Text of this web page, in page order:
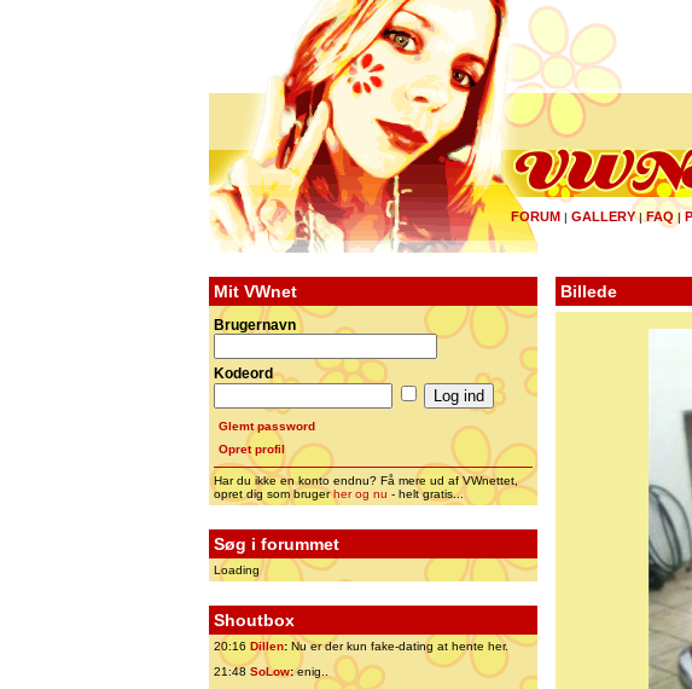
FORUM | GALLERY|FAQ |
Mit VWnet
Brugernavn
Kodeord
Glemt password
Opret profil
Har du ikke en konto endnu? Få mere ud af VWnettet,
opret dig som brugerher og nu - helt gratis...
Søg i forummet
Loading
Shoutbox
20:16 Dillen: Nu er der kun fake-dating at hente her.
21:48 SoLow:enig..
Billede